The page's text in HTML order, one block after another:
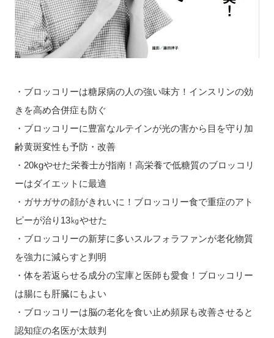
・ブロッコリーは糖尿病の人の強い味方！インスリンの効
きを高め合併症も防ぐ
・ブロッコリーに豊富なルテインが光の害から目を守り加
齢黄斑変性も予防・改善
・20kgやせた栄養士が指南！高栄養で低糖質のブロッコリ
ーはダイエットに最適
・ガサガサの顔がきれいに！ブロッコリー食で重症のアト
ピーが治り13㎏やせた
・ブロッコリーの新芽に多いスルフォラファンが老化物質
を強力に減らすと判明
・体を若返らせる成分の宝庫と医師も愛食！ブロッコリー
は腸にも肝臓にもよい
・ブロッコリーは脳の老化を食い止め頻尿も改善させると
認知症の名医が太鼓判